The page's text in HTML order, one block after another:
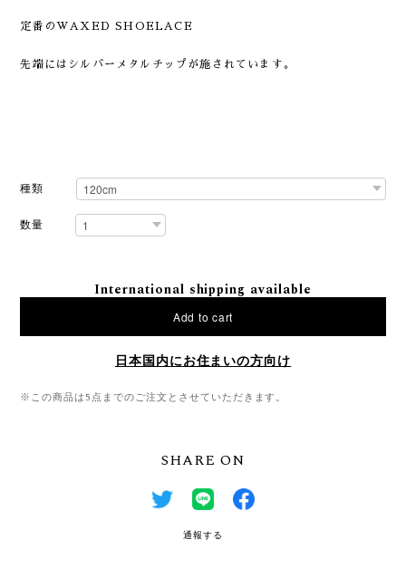
定番のWAXED SHOELACE
先端にはシルバーメタルチップが施されています。
種類
数量
International shipping available
Add to cart
日本国内にお住まいの方向け
※この商品は5点までのご注文とさせていただきます。
SHARE ON
通報する